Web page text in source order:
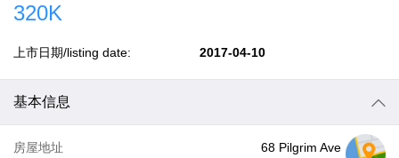
320K
上市日期/listing date: 2017-04-10
基本信息
房屋地址
68 Pilgrim Ave